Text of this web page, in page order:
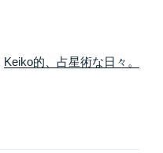
Keiko的、占星術な日々。